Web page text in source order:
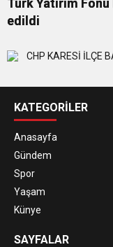
Türk Yatırım
edildi
KATEGORİLER
Anasayfa
Gündem
Spor
Yaşam
Künye
SAYFALAR